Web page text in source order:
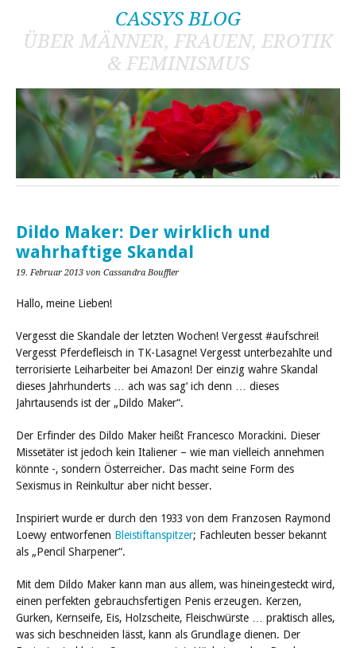
CASSYS BLOG
ÜBER MÄNNER, FRAUEN, EROTIK
& FEMINISMUS
Dildo Maker: Der wirklich und
wahrhaftige Skandal
19. Februar 2013 von Cassandra Bouffier
Hallo, meine Lieben!
Vergesst die Skandale der letzten Wochen! Vergesst #aufschrei!
Vergesst Pferdefleisch in TK-Lasagne! Vergesst unterbezahlte und
terrorisierte Leiharbeiter bei Amazon! Der einzig wahre Skandal
dieses Jahrhunderts … ach was sag‘ ich denn … dieses
Jahrtausends ist der „Dildo Maker“.
Der Erfinder des Dildo Maker heißt Francesco Morackini. Dieser
Missetäter ist jedoch kein Italiener – wie man vielleich annehmen
könnte -, sondern Österreicher. Das macht seine Form des
Sexismus in Reinkultur aber nicht besser.
Inspiriert wurde er durch den 1933 von dem Franzosen Raymond
Loewy entworfenen Bleistiftanspitzer; Fachleuten besser bekannt
als „Pencil Sharpener“.
Mit dem Dildo Maker kann man aus allem, was hineingesteckt wird,
einen perfekten gebrauchsfertigen Penis erzeugen. Kerzen,
Gurken, Kernseife, Eis, Holzscheite, Fleischwürste … praktisch alles,
was sich beschneiden lässt, kann als Grundlage dienen. Der